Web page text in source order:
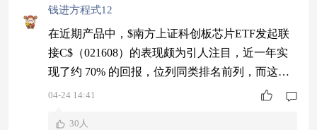
钱进方程式12
在近期产品中，$南方上证科创板芯片ETF发起联
接C$（021608）的表现颇为引人注目，近一年实
现了约 70% 的回报，位列同类排名前列，而这个
指数全面地覆盖了这些领域。观察到市场有所提
04-24 14:41
30人